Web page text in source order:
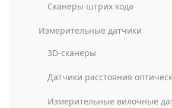
Сканеры штрих кода
Измерительные датчики
3D-сканеры
Датчики расстояния
Измерительные вилочные